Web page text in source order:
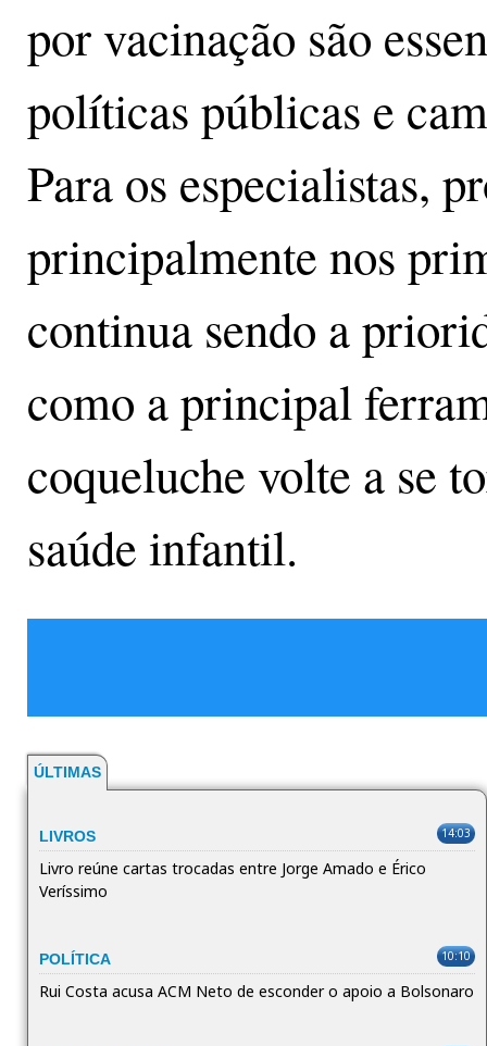
por vacinação são
políticas públicas e
Para os especialistas,
principalmente nos
continua sendo a
como a principal
coqueluche volte a se
saúde infantil.
ÚLTIMAS
LIVROS 14:03
Livro reúne cartas trocadas entre Jorge Amado e Érico
Veríssimo
POLÍTICA 10:10
Rui Costa acusa ACM Neto de esconder o apoio a Bolsonaro